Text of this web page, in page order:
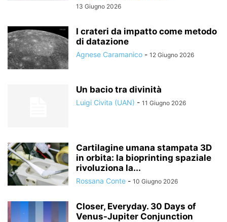
13 Giugno 2026
I crateri da impatto come metodo
di datazione
Agnese Caramanico - 12 Giugno 2026
Un bacio tra divinità
Luigi Civita (UAN) - 11 Giugno 2026
Cartilagine umana stampata 3D
in orbita: la bioprinting spaziale
rivoluziona la...
Rossana Conte - 10 Giugno 2026
Closer, Everyday. 30 Days of
Venus-Jupiter Conjunction